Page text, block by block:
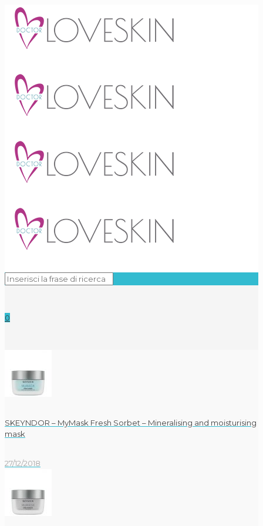
0
SKEYNDOR – MyMask Fresh Sorbet – Mineralising and moisturising
mask
27/12/2018